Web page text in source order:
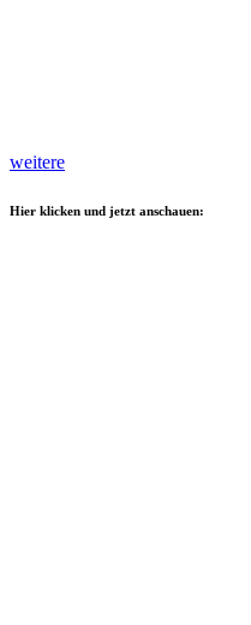
weitere
Hier klicken und jetzt anschauen: